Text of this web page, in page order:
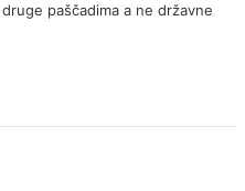
paščadima a ne državne